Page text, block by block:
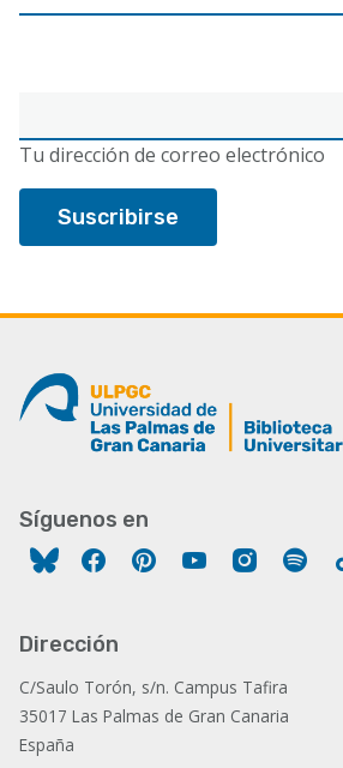
electrónico
Tu dirección de correo electrónico
Síguenos en
FacebookPinterestYouTube
Dirección
C/Saulo Torón, s/n. Campus Tafira
35017 Las Palmas de Gran Canaria
España